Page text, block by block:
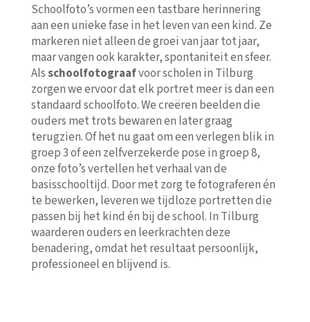
Schoolfoto’s vormen een tastbare herinnering
aan een unieke fase in het leven van een kind. Ze
markeren niet alleen de groei van jaar tot jaar,
maar vangen ook karakter, spontaniteit en sfeer.
Alsschoolfotograafvoor scholen in Tilburg
zorgen we ervoor dat elk portret meer is dan een
standaard schoolfoto. We creëren beelden die
ouders met trots bewaren en later graag
terugzien. Of het nu gaat om een verlegen blik in
groep 3 of een zelfverzekerde pose in groep 8,
onze foto’s vertellen het verhaal van de
basisschooltijd. Door met zorg te fotograferen én
te bewerken, leveren we tijdloze portretten die
passen bij het kind én bij de school. In Tilburg
waarderen ouders en leerkrachten deze
benadering, omdat het resultaat persoonlijk,
professioneel en blijvend is.